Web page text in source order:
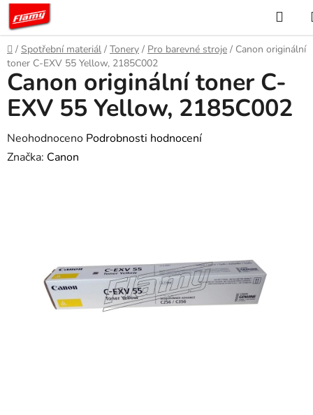
Přejít
obsah
Domů
/ Spotřební materiál / Tonery / Pro barevné stroje / Canon originální
toner C-EXV 55 Yellow, 2185C002
Canon originální toner C-
EXV 55 Yellow, 2185C002
Průměrné
hodnocení
hvězdiček.
Neohodnoceno Podrobnosti hodnocení
Značka: Canon